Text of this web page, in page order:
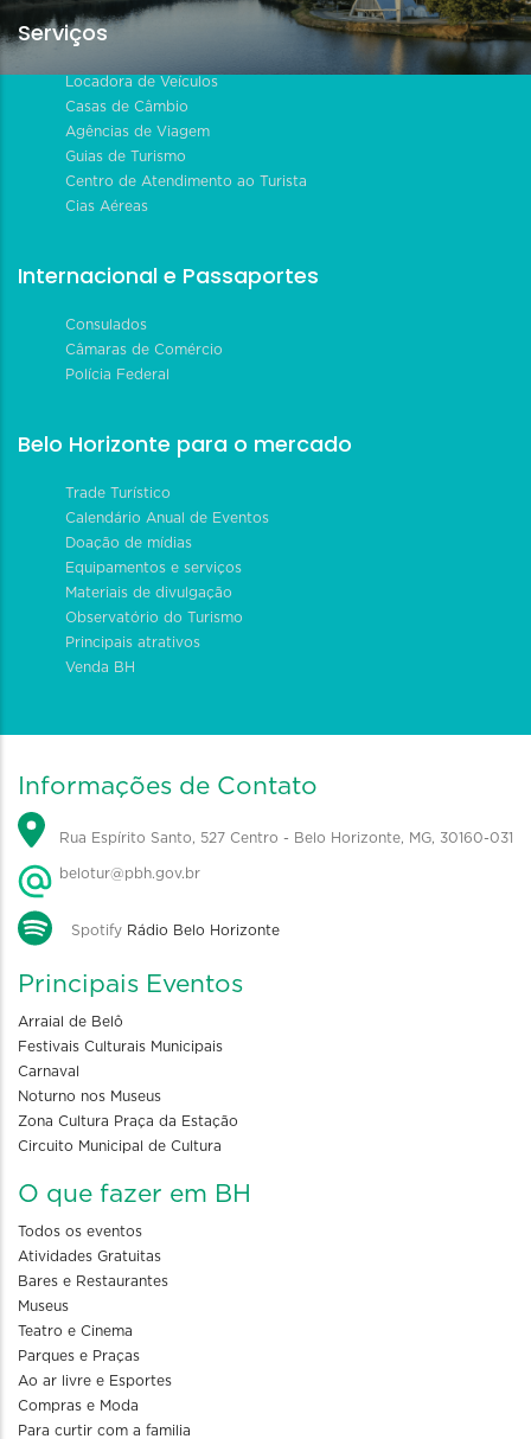
Serviços
Locadora de Veículos
Casas de Câmbio
Agências de Viagem
Guias de Turismo
Centro de Atendimento ao Turista
Cias Aéreas
Internacional e Passaportes
Consulados
Câmaras de Comércio
Polícia Federal
Belo Horizonte para o mercado
Trade Turístico
Calendário Anual de Eventos
Doação de mídias
Equipamentos e serviços
Materiais de divulgação
Observatório do Turismo
Principais atrativos
Venda BH
Informações de Contato
Rua Espírito Santo, 527 Centro - Belo Horizonte, MG, 30160-031
belotur@pbh.gov.br
Spotify Rádio Belo Horizonte
Principais Eventos
Arraial de Belô
Festivais Culturais Municipais
Carnaval
Noturno nos Museus
Zona Cultura Praça da Estação
Circuito Municipal de Cultura
O que fazer em BH
Todos os eventos
Atividades Gratuitas
Bares e Restaurantes
Museus
Teatro e Cinema
Parques e Praças
Ao ar livre e Esportes
Compras e Moda
Para curtir com a familia